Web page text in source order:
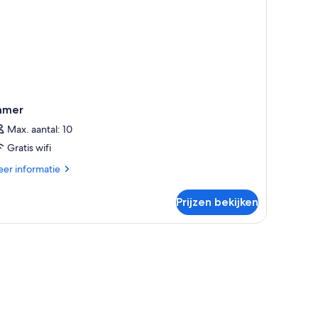
Max. aantal: 10
Gratis wifi
informatie
Prijzen bekijken